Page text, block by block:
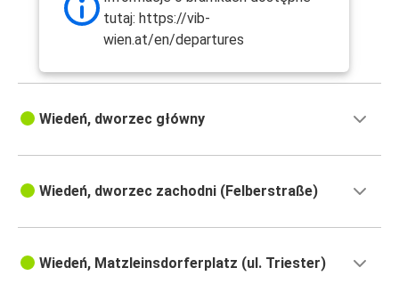
tutaj: https://vib-
wien.at/en/departures
Wiedeń, dworzec główny
Wiedeń, dworzec zachodni (Felberstraße)
Wiedeń, Matzleinsdorferplatz (ul. Triester)